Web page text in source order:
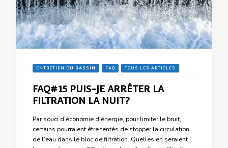
ENTRETIEN DU BASSIN FAQ TOUS LES ARTICLES
FAQ#15 PUIS-JE ARRÊTER LA
FILTRATION LA NUIT?
Par souci d’économie d’énergie, pour limiter le bruit,
certains pourraient être tentés de stopper la circulation
de l’eau dans le bloc de filtration. Quelles en seraient